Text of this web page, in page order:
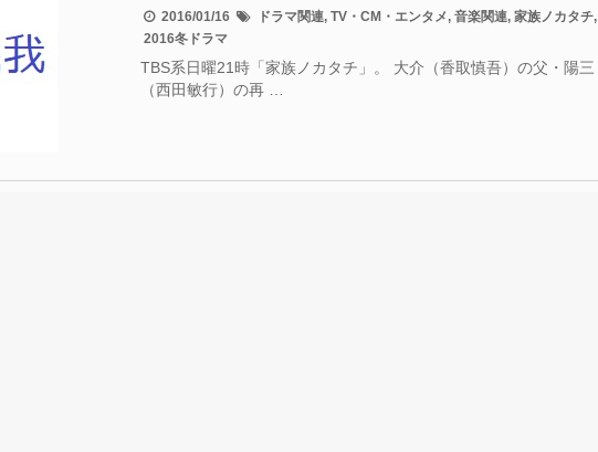
2016/01/16 ドラマ関連, TV・CM・エンタメ, 音楽関連, 家族ノカタチ,
2016冬ドラマ
TBS系日曜21時「家族ノカタチ」。 大介（香取慎吾）の父・陽三
（西田敏行）の再 …